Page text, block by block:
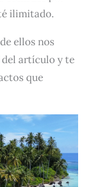
ilimitado.
ellos nos
artículo y te
que